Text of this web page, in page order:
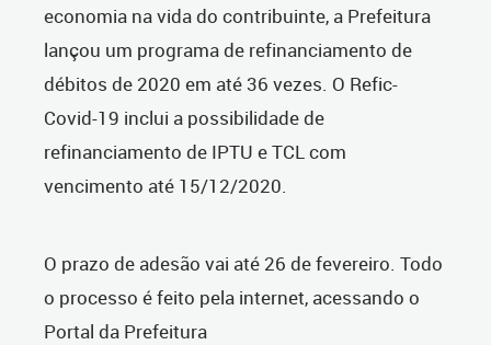
economia na vida do contribuinte, a Prefeitura
lançou um programa de refinanciamento de
débitos de 2020 em até 36 vezes. O Refic-
Covid-19 inclui a possibilidade de
refinanciamento de IPTU e TCL com
vencimento até 15/12/2020.
O prazo de adesão vai até 26 de fevereiro. Todo
o processo é feito pela internet, acessando o
Portal da Prefeitura